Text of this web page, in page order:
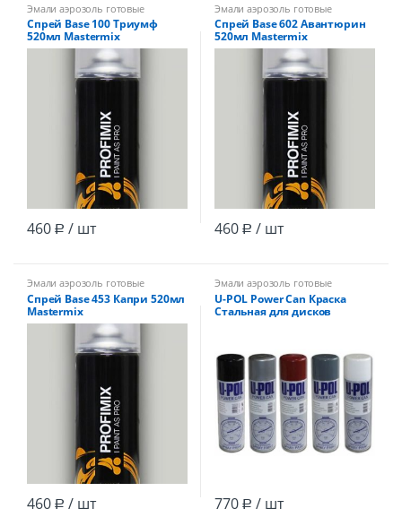
Эмали аэрозоль готовые
Спрей Base 100 Триумф
520мл Mastermix
460 Р / шт
Эмали аэрозоль готовые
Спрей Base 602 Авантюрин
520мл Mastermix
460 Р / шт
Эмали аэрозоль готовые
Спрей Base 453 Капри 520мл
Mastermix
460 Р / шт
Эмали аэрозоль готовые
U-POL Power Can Краска
Стальная для дисков
770 Р / шт